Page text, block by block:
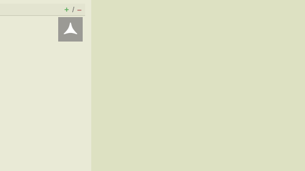
+ / –